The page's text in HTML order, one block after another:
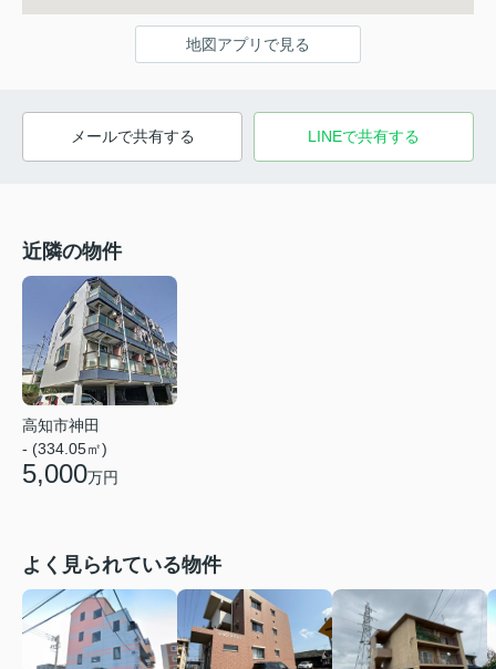
地図アプリで見る
メールで共有する LINEで共有する
近隣の物件
高知市神田
- (334.05㎡)
5,000万円
よく見られている物件